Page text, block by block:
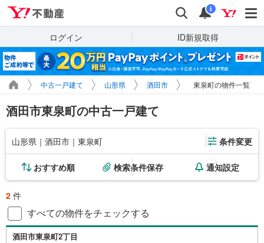
検索 通知
i
ログイン ID新規取得
中古一戸建て 山形県 酒田市 東泉町の物件一覧
酒田市東泉町の中古一戸建て
山形県｜酒田市｜東泉町 条件変更
おすすめ順 検索条件保存 通知設定
2 件
すべての物件をチェックする
酒田市東泉町2丁目